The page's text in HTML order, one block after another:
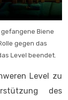
Biene
gegen das
Level beendet.
Level zu
des